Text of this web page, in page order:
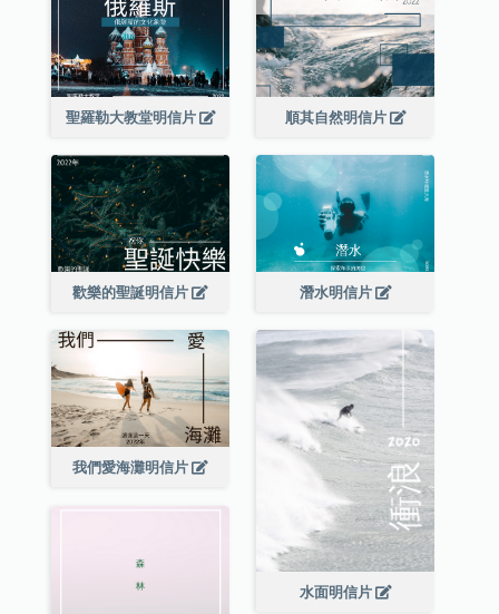
聖羅勒大教堂明信片 順其自然明信片
歡樂的聖誕明信片 潛水明信片
我們愛海灘明信片
水面明信片